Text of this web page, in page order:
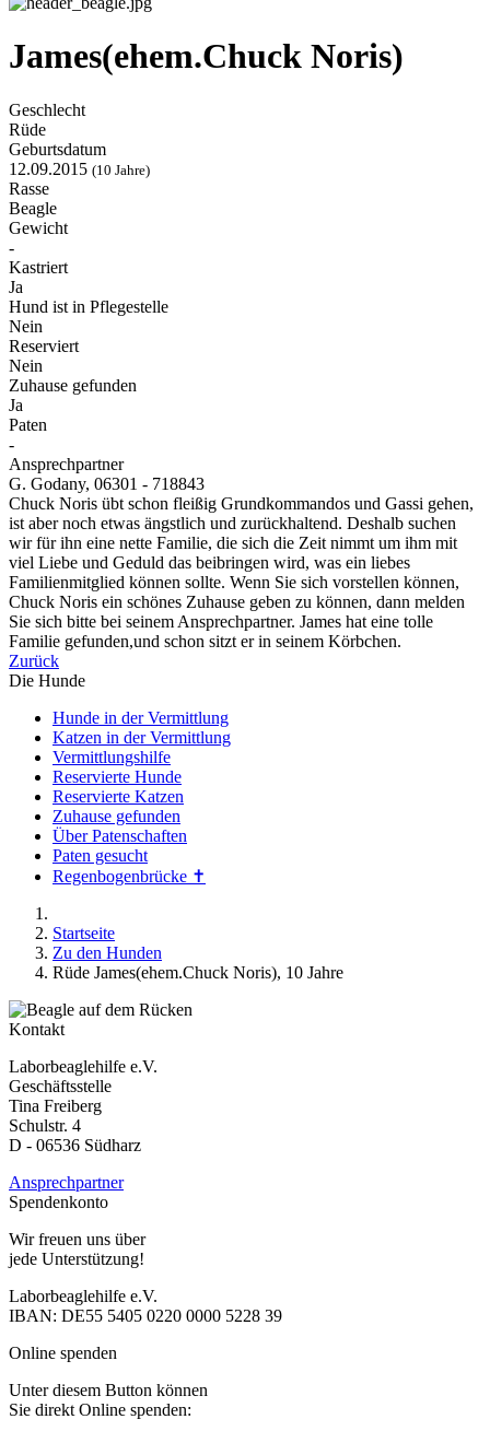
James(ehem.Chuck Noris)
Geschlecht
Rüde
Geburtsdatum
12.09.2015 (10 Jahre)
Rasse
Beagle
Gewicht
-
Kastriert
Ja
Hund ist in Pflegestelle
Nein
Reserviert
Nein
Zuhause gefunden
Ja
Paten
-
Ansprechpartner
G. Godany, 06301 - 718843
Chuck Noris übt schon fleißig Grundkommandos und Gassi gehen,
ist aber noch etwas ängstlich und zurückhaltend. Deshalb suchen
wir für ihn eine nette Familie, die sich die Zeit nimmt um ihm mit
viel Liebe und Geduld das beibringen wird, was ein liebes
Familienmitglied können sollte. Wenn Sie sich vorstellen können,
Chuck Noris ein schönes Zuhause geben zu können, dann melden
Sie sich bitte bei seinem Ansprechpartner. James hat eine tolle
Familie gefunden,und schon sitzt er in seinem Körbchen.
Zurück
Die Hunde
Hunde in der Vermittlung
Katzen in der Vermittlung
Vermittlungshilfe
Reservierte Hunde
Reservierte Katzen
Zuhause gefunden
Über Patenschaften
Paten gesucht
Regenbogenbrücke ✝
Startseite
Zu den Hunden
Rüde James(ehem.Chuck Noris), 10 Jahre
Kontakt
Laborbeaglehilfe e.V.
Geschäftsstelle
Tina Freiberg
Schulstr. 4
D - 06536 Südharz
Ansprechpartner
Spendenkonto
Wir freuen uns über
jede Unterstützung!
Laborbeaglehilfe e.V.
IBAN: DE55 5405 0220 0000 5228 39
Online spenden
Unter diesem Button können
Sie direkt Online spenden: